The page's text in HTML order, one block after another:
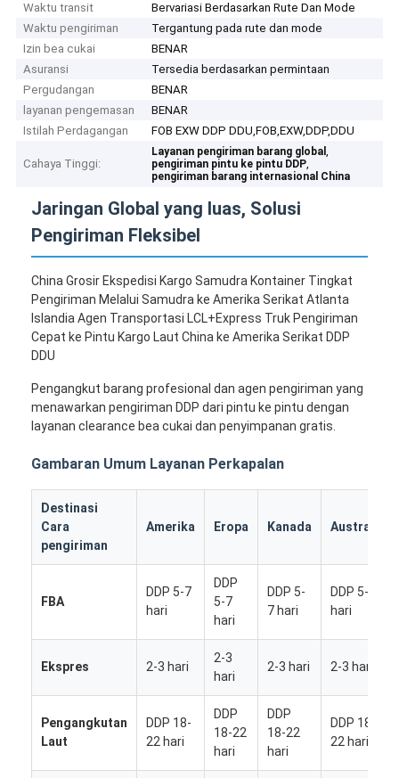
Waktu transit
Bervariasi Berdasarkan Rute Dan Mode
Waktu pengiriman
Tergantung pada rute dan mode
Izin bea cukai
BENAR
Asuransi
Tersedia berdasarkan permintaan
Pergudangan
BENAR
layanan pengemasan
BENAR
Istilah Perdagangan
FOB EXW DDP DDU,FOB,EXW,DDP,DDU
Cahaya Tinggi:
Layanan pengiriman barang global,
pengiriman pintu ke pintu DDP,
pengiriman barang internasional China
Jaringan Global yang luas, Solusi
Pengiriman Fleksibel
China Grosir Ekspedisi Kargo Samudra Kontainer Tingkat
Pengiriman Melalui Samudra ke Amerika Serikat Atlanta
Islandia Agen Transportasi LCL+Express Truk Pengiriman
Cepat ke Pintu Kargo Laut China ke Amerika Serikat DDP
DDU
Pengangkut barang profesional dan agen pengiriman yang
menawarkan pengiriman DDP dari pintu ke pintu dengan
layanan clearance bea cukai dan penyimpanan gratis.
Gambaran Umum Layanan Perkapalan
Destinasi
Cara
pengiriman
Amerika Eropa Kanada Australia
FBA
DDP 5-7
hari
DDP
5-7
hari
DDP 5-
7 hari
DDP 5-7
hari
Ekspres 2-3 hari
2-3
hari
2-3 hari 2-3 hari
Pengangkutan
Laut
DDP 18-
22 hari
DDP
18-22
hari
DDP
18-22
hari
DDP 18-
22 hari